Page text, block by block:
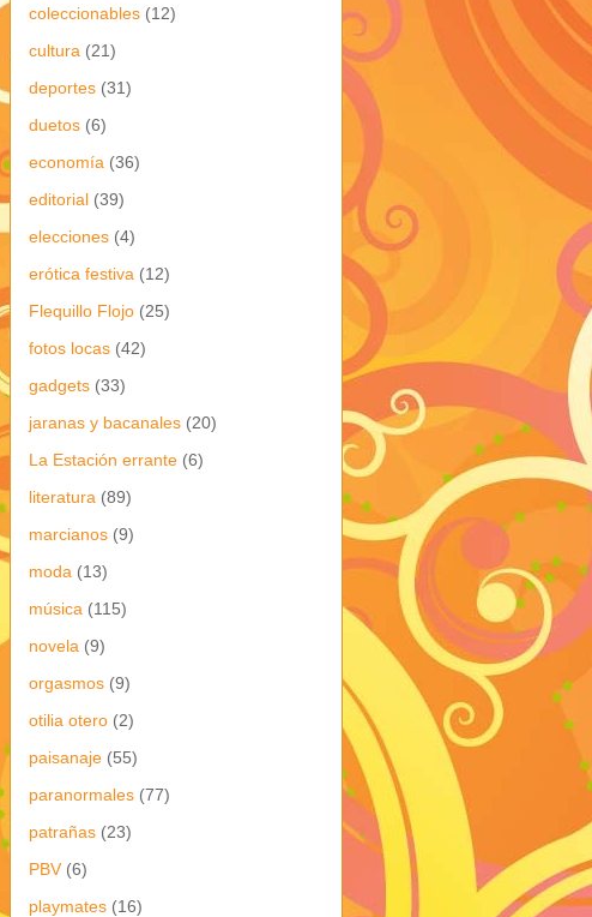
coleccionables (12)
cultura (21)
deportes (31)
duetos (6)
economía (36)
editorial (39)
elecciones (4)
erótica festiva (12)
Flequillo Flojo (25)
fotos locas (42)
gadgets (33)
jaranas y bacanales (20)
La Estación errante (6)
literatura (89)
marcianos (9)
moda (13)
música (115)
novela (9)
orgasmos (9)
otilia otero (2)
paisanaje (55)
paranormales (77)
patrañas (23)
PBV (6)
playmates (16)